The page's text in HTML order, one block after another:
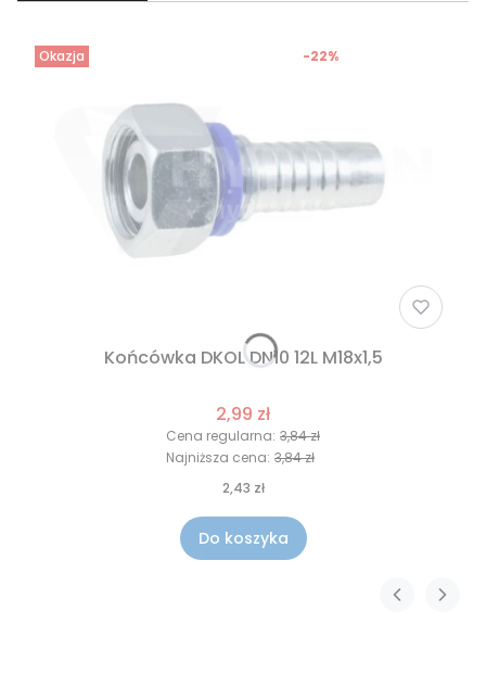
Okazja
Końcówka DKOL DN10 12L M18x1,5
2,99 zł
Cena regularna: 3,84 zł
-22%
Najniższa cena: 3,84 zł
2,43 zł
Do koszyka